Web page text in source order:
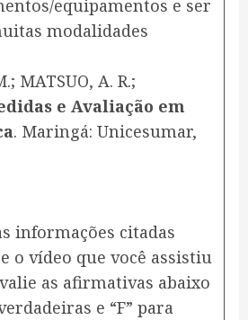
equipamentos e ser
modalidades
MATSUO, A. R.;
e Avaliação em
. Maringá: Unicesumar,
informações citadas
o vídeo que você assistiu
as afirmativas abaixo
e “F” para